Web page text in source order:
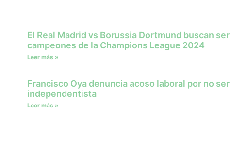
El Real Madrid vs Borussia Dortmund buscan ser
campeones de la Champions League 2024
Leer más »
Francisco Oya denuncia acoso laboral por no ser
independentista
Leer más »